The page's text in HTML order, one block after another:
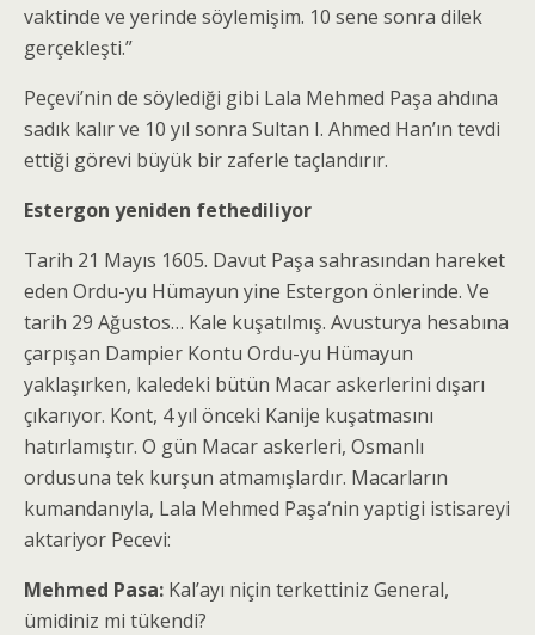
vaktinde ve yerinde söylemişim. 10 sene sonra dilek
gerçekleşti.”
Peçevi’nin de söylediği gibi Lala Mehmed Paşa ahdına
sadık kalır ve 10 yıl sonra Sultan I. Ahmed Han’ın tevdi
ettiği görevi büyük bir zaferle taçlandırır.
Estergon yeniden fethediliyor
Tarih 21 Mayıs 1605. Davut Paşa sahrasından hareket
eden Ordu-yu Hümayun yine Estergon önlerinde. Ve
tarih 29 Ağustos… Kale kuşatılmış. Avusturya hesabına
çarpışan Dampier Kontu Ordu-yu Hümayun
yaklaşırken, kaledeki bütün Macar askerlerini dışarı
çıkarıyor. Kont, 4 yıl önceki Kanije kuşatmasını
hatırlamıştır. O gün Macar askerleri, Osmanlı
ordusuna tek kurşun atmamışlardır. Macarların
kumandanıyla, Lala Mehmed Paşa‘nin yaptigi istisareyi
aktariyor Pecevi:
Mehmed Pasa: Kal’ayı niçin terkettiniz General,
ümidiniz mi tükendi?